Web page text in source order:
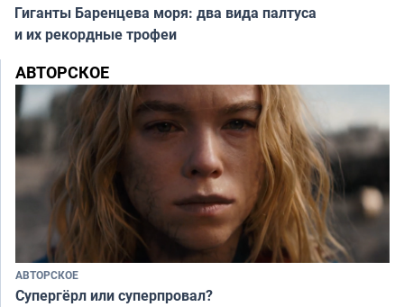
Гиганты Баренцева моря: два вида палтуса
и их рекордные трофеи
АВТОРСКОЕ
АВТОРСКОЕ
Супергёрл или суперпровал?